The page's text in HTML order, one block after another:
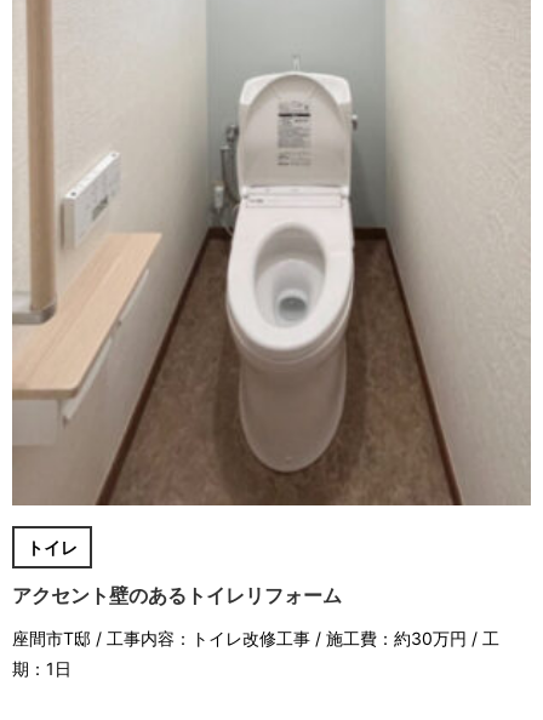
トイレ
アクセント壁のあるトイレリフォーム
座間市T邸 / 工事内容：トイレ改修工事 / 施工費：約30万円 / 工
期：1日